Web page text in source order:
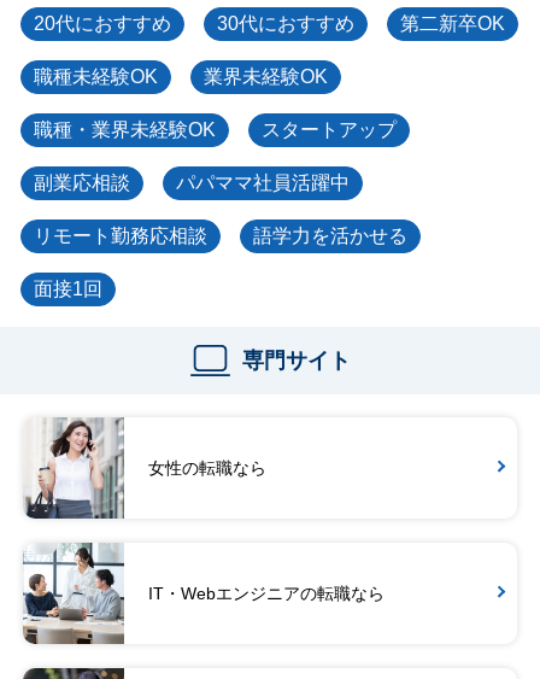
20代におすすめ 30代におすすめ 第二新卒OK
職種未経験OK 業界未経験OK
職種・業界未経験OK スタートアップ
副業応相談 パパママ社員活躍中
リモート勤務応相談 語学力を活かせる
面接1回
専門サイト
女性の転職なら
IT・Webエンジニアの転職なら